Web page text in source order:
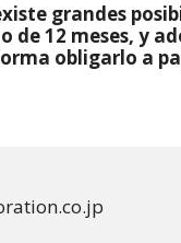
grandes
12 meses, y
obligarlo a